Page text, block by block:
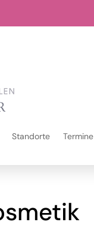
Standorte Termine